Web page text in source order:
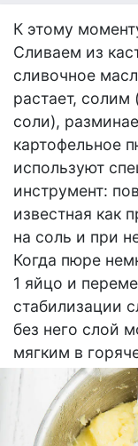
К этому
Сливаем из
сливочное
растает,
соли),
картофельное
используют
инструмент:
известная как
на соль и при
Когда пюре
1 яйцо и
стабилизации
без него слой
мягким в